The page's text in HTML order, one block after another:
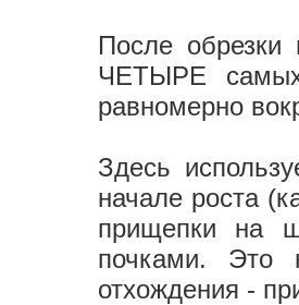
После
ЧЕТЫРЕ
равномерно
Здесь
начале роста
прищепки на
почками. Это
отхождения -